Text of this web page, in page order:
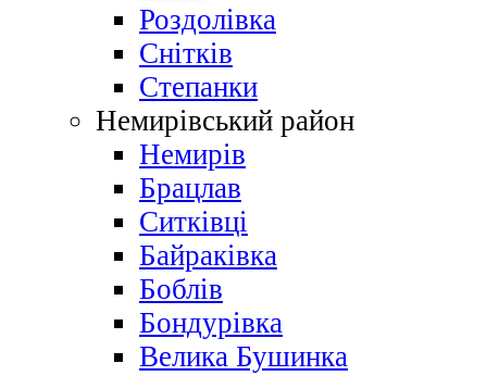
Роздолівка
Снітків
Степанки
Немирівський район
Немирів
Брацлав
Ситківці
Байраківка
Боблів
Бондурівка
Велика Бушинка